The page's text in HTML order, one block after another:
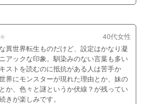
40代女性
異世界転生ものだけど、設定はかなり凝
アックな印象。馴染みのない言葉も多い
ストを読むのに抵抗がある人は苦手か
界にモンスターが現れた理由とか、妹の
か、色々と謎というか伏線？が残ってい
きが楽しみです。